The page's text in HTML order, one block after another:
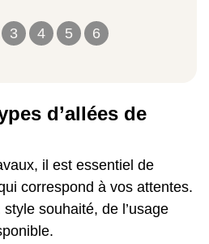
3 4 5 6
d’allées de
il est essentiel de
correspond à vos attentes.
souhaité, de l’usage